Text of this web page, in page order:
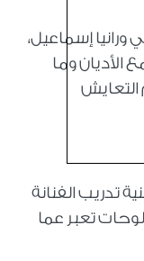
إسماعيل،
وما
تدريب الفنانة
تعبر عما